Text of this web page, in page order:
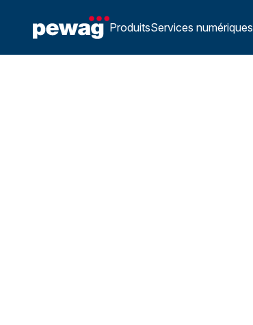
ProduitsServices numériques